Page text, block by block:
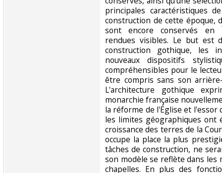
principales caractéristiques
construction de cette époque,
sont encore conservés en
rendues visibles. Le but est
construction gothique, les
nouveaux dispositifs
compréhensibles pour le
être compris sans son
L'architecture gothique
monarchie française
la réforme de l'Église et l'essor
les limites géographiques ont
croissance des terres de la
occupe la place la plus
tâches de construction, ne
son modèle se reflète dans les
chapelles. En plus des